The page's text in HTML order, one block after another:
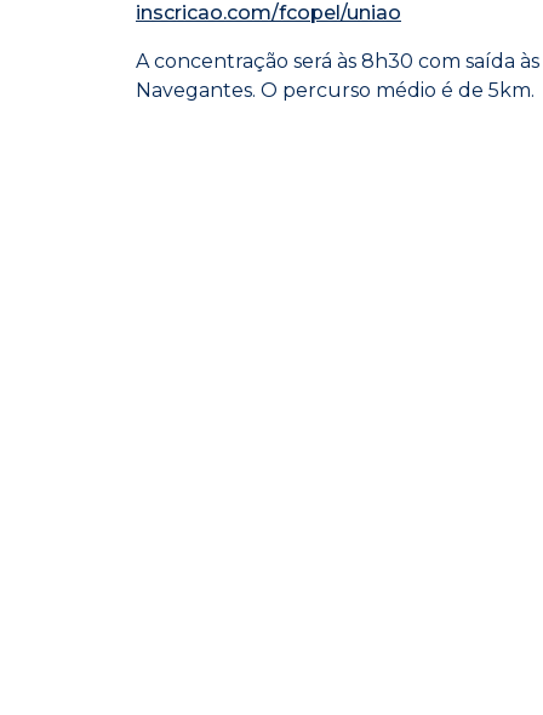
inscricao.com/fcopel/uniao
A concentração será às 8h30 com saída
Navegantes. O percurso médio é de 5km.